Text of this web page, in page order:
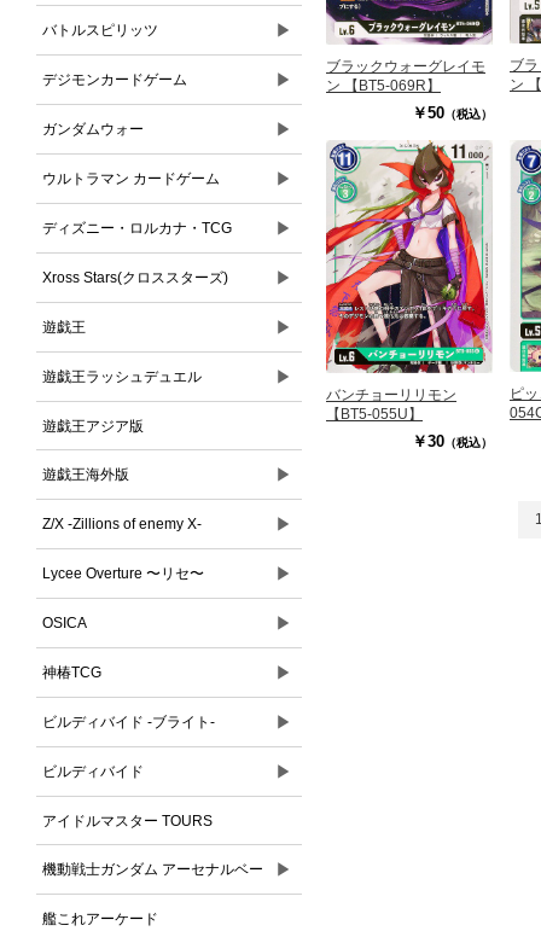
バトルスピリッツ ▶
デジモンカードゲーム ▶
ガンダムウォー ▶
ウルトラマン カードゲーム ▶
ディズニー・ロルカナ・TCG ▶
Xross Stars(クロススターズ) ▶
遊戯王 ▶
遊戯王ラッシュデュエル ▶
遊戯王アジア版
遊戯王海外版 ▶
Z/X -Zillions of enemy X- ▶
Lycee Overture 〜リセ〜 ▶
OSICA ▶
神椿TCG ▶
ビルディバイド -ブライト- ▶
ビルディバイド ▶
アイドルマスター TOURS
機動戦士ガンダム アーセナルベー
ス
▶
艦これアーケード
ブラックウォーグレイモ
ン 【BT5-069R】
￥50 （税込）
ブ
ン
バンチョーリリモン
【BT5-055U】
￥30 （税込）
ピ